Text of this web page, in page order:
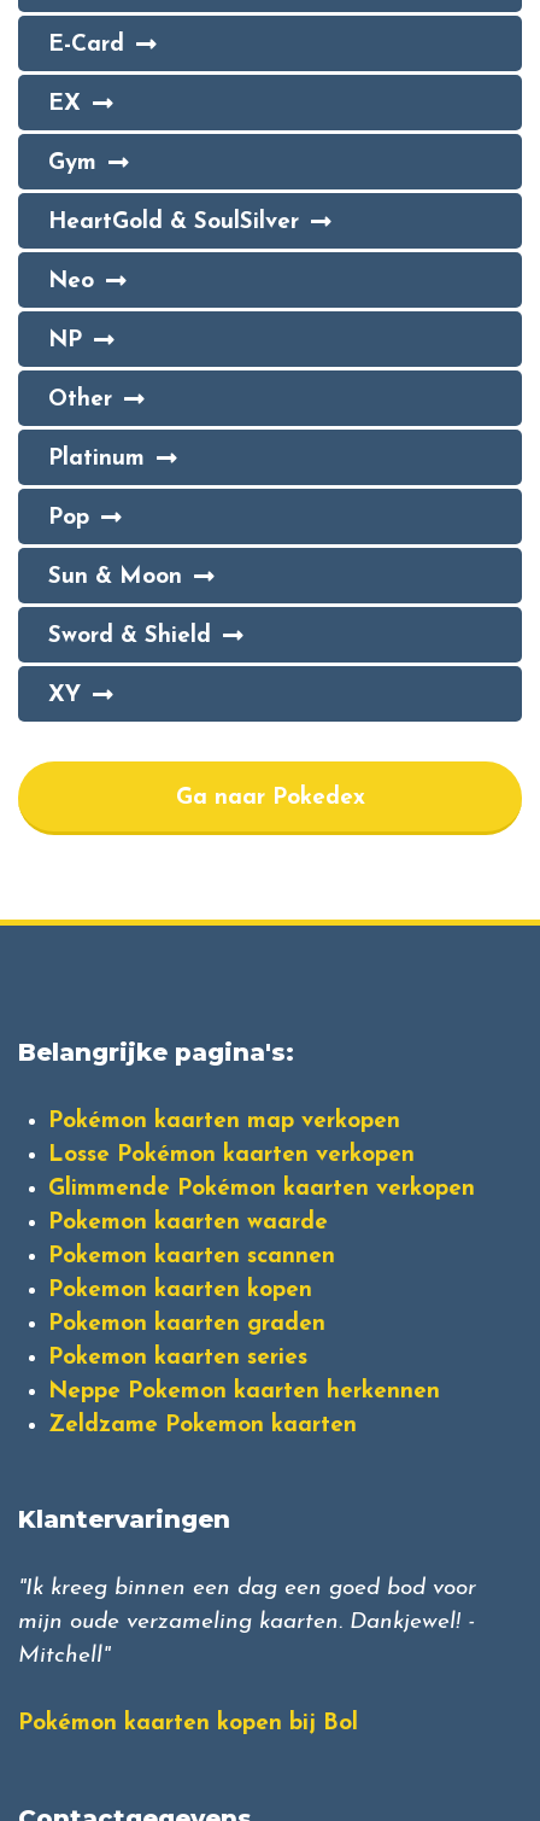
E-Card
EX
Gym
HeartGold & SoulSilver
Neo
NP
Other
Platinum
Pop
Sun & Moon
Sword & Shield
XY
Ga naar Pokedex
Belangrijke pagina's:
Pokémon kaarten map verkopen
Losse Pokémon kaarten verkopen
Glimmende Pokémon kaarten verkopen
Pokemon kaarten waarde
Pokemon kaarten scannen
Pokemon kaarten kopen
Pokemon kaarten graden
Pokemon kaarten series
Neppe Pokemon kaarten herkennen
Zeldzame Pokemon kaarten
Klantervaringen
"Ik kreeg binnen een dag een goed bod voor
mijn oude verzameling kaarten. Dankjewel! -
Mitchell"
Pokémon kaarten kopen bij Bol